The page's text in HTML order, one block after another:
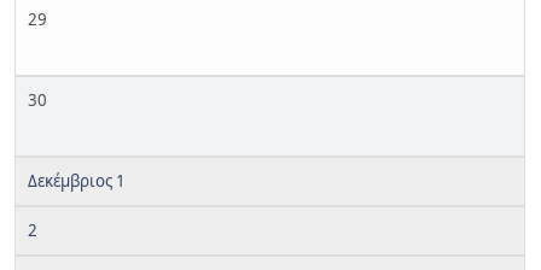
29
30
Δεκέμβριος 1
2